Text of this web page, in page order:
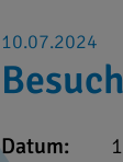
10.07.2024
Datum: